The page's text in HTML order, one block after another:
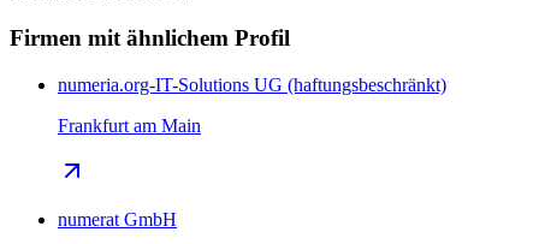
Firmen mit ähnlichem Profil
numeria.org-IT-Solutions UG (haftungsbeschränkt)
Frankfurt am Main
numerat GmbH